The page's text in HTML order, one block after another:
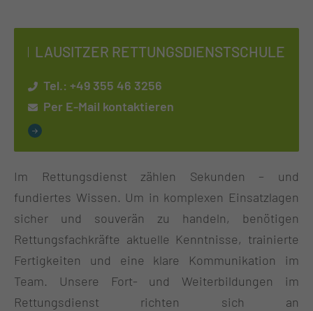
LAUSITZER RETTUNGSDIENSTSCHULE
Tel.: +49 355 46 3256
Per E-Mail kontaktieren
Im Rettungsdienst zählen Sekunden – und
fundiertes Wissen. Um in komplexen Einsatzlagen
sicher und souverän zu handeln, benötigen
Rettungsfachkräfte aktuelle Kenntnisse, trainierte
Fertigkeiten und eine klare Kommunikation im
Team. Unsere Fort- und Weiterbildungen im
Rettungsdienst richten sich an